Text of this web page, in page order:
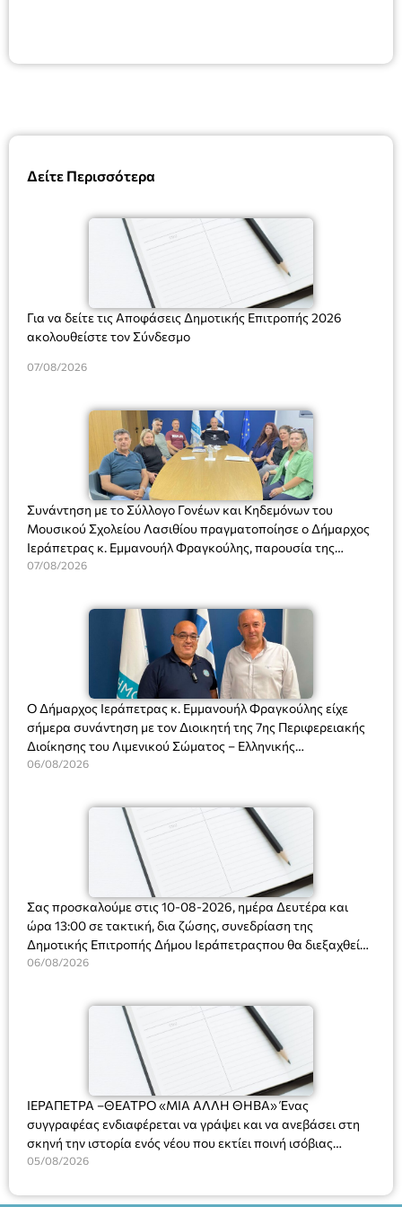
Δείτε Περισσότερα
Για να δείτε τις Αποφάσεις Δημοτικής Επιτροπής 2026
ακολουθείστε τον Σύνδεσμο
07/08/2026
Συνάντηση με το Σύλλογο Γονέων και Κηδεμόνων του
Μουσικού Σχολείου Λασιθίου πραγματοποίησε ο Δήμαρχος
Ιεράπετρας κ. Εμμανουήλ Φραγκούλης, παρουσία της
Διευθύντριας του σχολείου κας Μαριάννας Χαΐτα.
07/08/2026
Ο Δήμαρχος Ιεράπετρας κ. Εμμανουήλ Φραγκούλης είχε
σήμερα συνάντηση με τον Διοικητή της 7ης Περιφερειακής
Διοίκησης του Λιμενικού Σώματος – Ελληνικής
Ακτοφυλακής (Λ.Σ.-ΕΛ.ΑΚΤ.), Αρχιπλοίαρχο Λ.Σ. κ. Ιωάννη
06/08/2026
Σας προσκαλούμε στις 10-08-2026, ημέρα Δευτέρα και
ώρα 13:00 σε τακτική, δια ζώσης, συνεδρίαση της
Δημοτικής Επιτροπής Δήμου Ιεράπετραςπου θα διεξαχθεί
στο Δημοτικό Κατάστημα, Δημοκρατίας 31 στην αίθουσα
και λήψη αποφάσεων στα παρακάτω θέματα:
06/08/2026
ΙΕΡΑΠΕΤΡΑ –ΘΕΑΤΡΟ «ΜΙΑ ΑΛΛΗ ΘΗΒΑ» Ένας
συγγραφέας ενδιαφέρεται να γράψει και να ανεβάσει στη
σκηνή την ιστορία ενός νέου που εκτίει ποινή ισόβιας
κάθειρξης για πατροκτονία. Ένα πολυβραβευμένο έργο για
ασθένεια, τον ερωτισμό. Ένα έργο αινιγματικό, συγκινητικό,
05/08/2026